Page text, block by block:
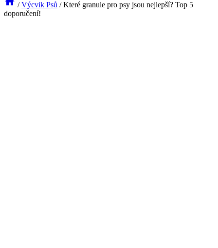
/ Výcvik Psů / Které granule pro psy jsou nejlepší? Top 5
doporučení!